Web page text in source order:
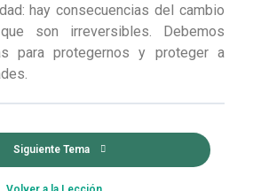
hay consecuencias del cambio
son irreversibles. Debemos
para protegernos y proteger a
Siguiente Tema